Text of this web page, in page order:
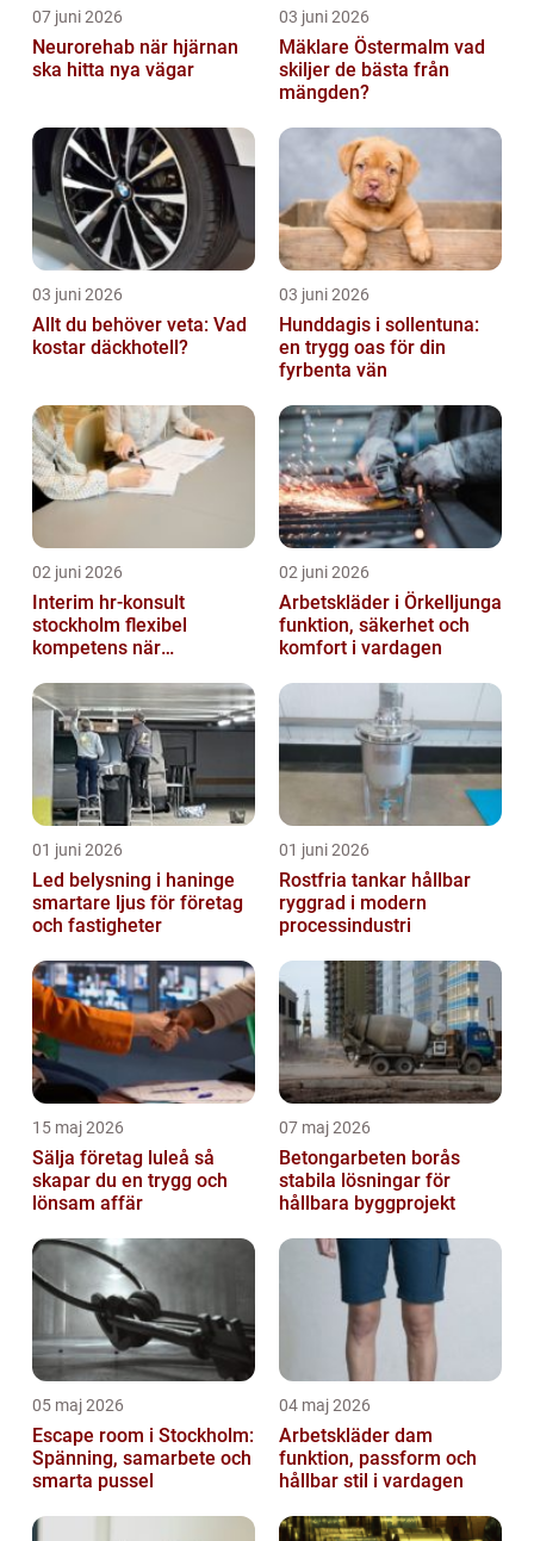
07 juni 2026
Neurorehab när hjärnan
ska hitta nya vägar
03 juni 2026
Mäklare Östermalm vad
skiljer de bästa från
mängden?
03 juni 2026
Allt du behöver veta: Vad
kostar däckhotell?
03 juni 2026
Hunddagis i sollentuna:
en trygg oas för din
fyrbenta vän
02 juni 2026
Interim hr-konsult
stockholm flexibel
kompetens när
02 juni 2026
Arbetskläder i Örkelljunga
funktion, säkerhet och
komfort i vardagen
01 juni 2026
Led belysning i haninge
smartare ljus för företag
och fastigheter
01 juni 2026
Rostfria tankar hållbar
ryggrad i modern
processindustri
15 maj 2026
Sälja företag luleå så
skapar du en trygg och
lönsam affär
07 maj 2026
Betongarbeten borås
stabila lösningar för
hållbara byggprojekt
05 maj 2026
Escape room i Stockholm:
Spänning, samarbete och
smarta pussel
04 maj 2026
Arbetskläder dam
funktion, passform och
hållbar stil i vardagen